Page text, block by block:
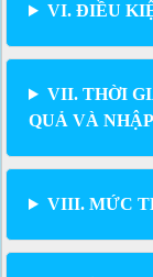
VI. ĐIỀU
VII. THỜI
QUẢ VÀ
VIII. MỨC